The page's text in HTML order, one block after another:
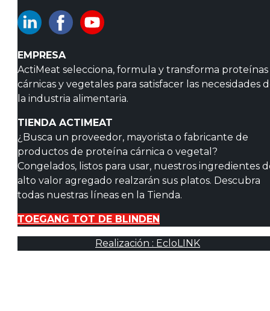
EMPRESA
ActiMeat selecciona, formula y transforma proteínas
cárnicas y vegetales para satisfacer las necesidades
la industria alimentaria.
TIENDA ACTIMEAT
¿Busca un proveedor, mayorista o fabricante de
productos de proteína cárnica o vegetal?
Congelados, listos para usar, nuestros ingredientes
alto valor agregado realzarán sus platos. Descubra
todas nuestras líneas en la Tienda.
TOEGANG TOT DE BLINDEN
Realización : EcloLINK